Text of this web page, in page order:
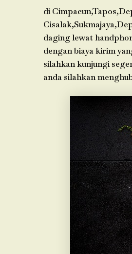
di
daging lewat
dengan biaya kirim
silahkan kunjungi
anda silahkan